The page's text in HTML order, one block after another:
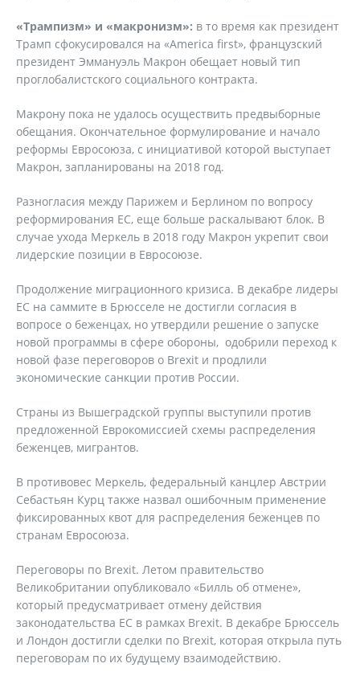
«Трампизм» и «макронизм»: в то время как президент
Трамп сфокусировался на «America first», французский
президент Эммануэль Макрон обещает новый тип
проглобалистского социального контракта.
Макрону пока не удалось осуществить предвыборные
обещания. Окончательное формулирование и начало
реформы Евросоюза, с инициативой которой выступает
Макрон, запланированы на 2018 год.
Разногласия между Парижем и Берлином по вопросу
реформирования ЕС, еще больше раскалывают блок. В
случае ухода Меркель в 2018 году Макрон укрепит свои
лидерские позиции в Евросоюзе.
Продолжение миграционного кризиса. В декабре лидеры
ЕС на саммите в Брюсселе не достигли согласия в
вопросе о беженцах, но утвердили решение о запуске
новой программы в сфере обороны, одобрили переход к
новой фазе переговоров о Brexit и продлили
экономические санкции против России.
Страны из Вышеградской группы выступили против
предложенной Еврокомиссией схемы распределения
беженцев, мигрантов.
В противовес Меркель, федеральный канцлер Австрии
Себастьян Курц также назвал ошибочным применение
фиксированных квот для распределения беженцев по
странам Евросоюза.
Переговоры по Brexit. Летом правительство
Великобритании опубликовало «Билль об отмене»,
который предусматривает отмену действия
законодательства ЕС в рамках Brexit. В декабре Брюссель
и Лондон достигли сделки по Brexit, которая открыла путь
переговорам по их будущему взаимодействию.